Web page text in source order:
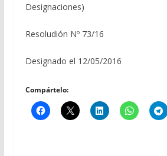
Designaciones)
Resoludión Nº 73/16
Designado el 12/05/2016
Compártelo: